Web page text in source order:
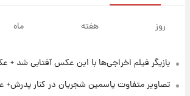
۱۶ ساعت پیش
روز هفته ماه
بازیگر فیلم اخراجی‌ها با این عکس آفتابی شد +
تصاویر متفاوت یاسمین شجریان در کنار